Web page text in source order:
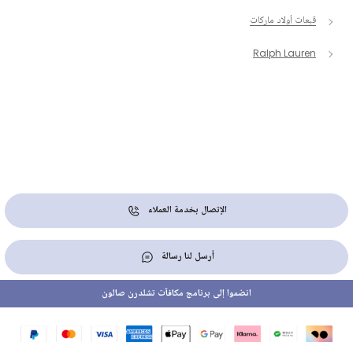
قبعات أولاد ماركات
Ralph Lauren
الإتصال بخدمة العملاء
أرسل لنا رسالة
انضموا إلى برنامج مكافآت تشلدرن صالون